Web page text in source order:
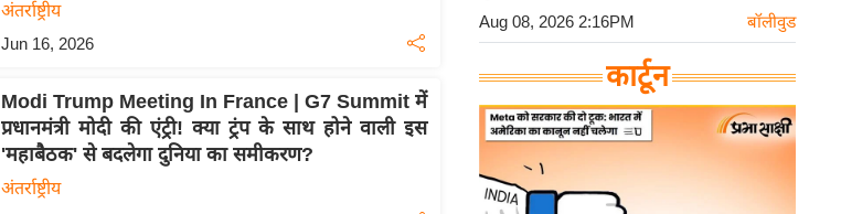
अंतर्राष्ट्रीय
Jun 16, 2026
Modi Trump Meeting In France | G7 Summit में
प्रधानमंत्री मोदी की एंट्री! क्या ट्रंप के साथ होने वाली इस
'महाबैठक' से बदलेगा दुनिया का समीकरण?
अंतर्राष्ट्रीय
Aug 08, 2026 2:16PM बॉलीवुड
कार्टून